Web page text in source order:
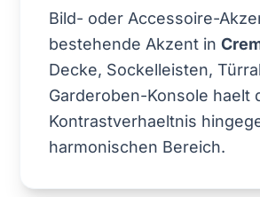
Bild- oder Accessoire-
bestehende Akzent in
Decke, Sockelleisten,
Garderoben-Konsole haelt
Kontrastverhaeltnis
harmonischen Bereich.